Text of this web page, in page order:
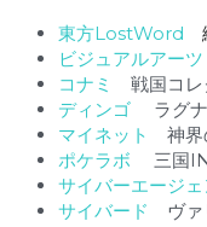
東方LostWord
ビジュアルアーツ
コナミ
戦国コレ
ディンゴ
ラグ
マイネット
神界
ポケラボ
三国
サイバーエージェ
サイバード
ヴァ